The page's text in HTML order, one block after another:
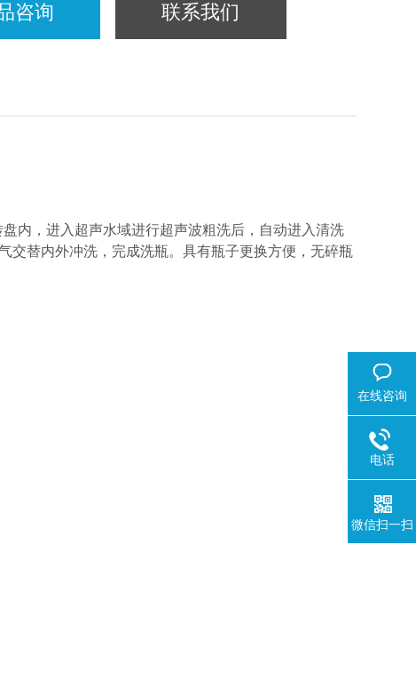
咨询 联系我们
，进入超声水域进行超声波粗洗后，自动进入清洗
交替内外冲洗，完成洗瓶。具有瓶子更换方便，无碎瓶
在线咨询
电话
微信扫一扫